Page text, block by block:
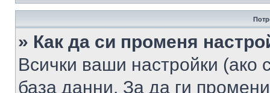
» Как да си променя
Всички ваши настройки (ако
база данни. За да ги